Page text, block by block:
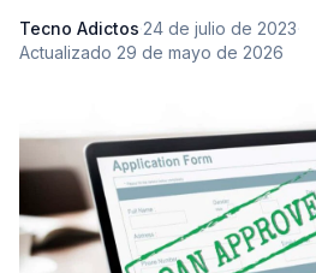
Tecno Adictos·24 de julio de 2023·
Actualizado 29 de mayo de 2026